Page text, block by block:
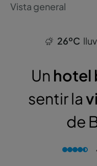
Vista general
26ºC
Un hotel
sentir la
de